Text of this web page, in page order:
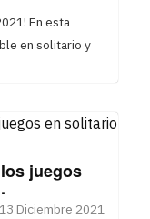
En esta
en solitario y
juegos
13 Diciembre 2021